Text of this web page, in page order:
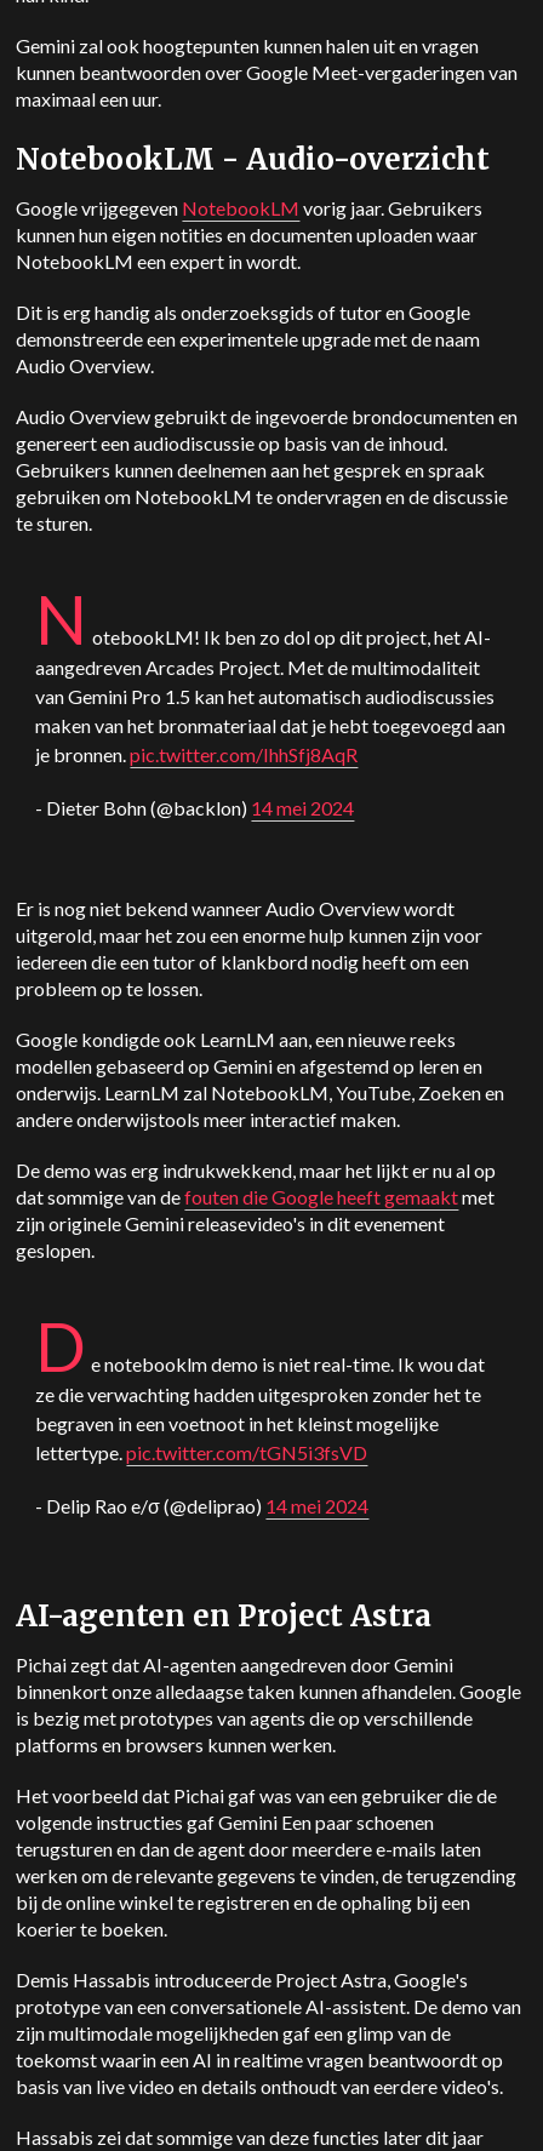
Gemini zal ook hoogtepunten kunnen halen uit en vragen
kunnen beantwoorden over Google Meet-vergaderingen van
maximaal een uur.
NotebookLM - Audio-overzicht
Google vrijgegeven NotebookLM vorig jaar. Gebruikers
kunnen hun eigen notities en documenten uploaden waar
NotebookLM een expert in wordt.
Dit is erg handig als onderzoeksgids of tutor en Google
demonstreerde een experimentele upgrade met de naam
Audio Overview.
Audio Overview gebruikt de ingevoerde brondocumenten en
genereert een audiodiscussie op basis van de inhoud.
Gebruikers kunnen deelnemen aan het gesprek en spraak
gebruiken om NotebookLM te ondervragen en de discussie
te sturen.
N otebookLM! Ik ben zo dol op dit project, het AI-
aangedreven Arcades Project. Met de multimodaliteit
vanGemini Pro 1.5 kan het automatisch audiodiscussies
maken van het bronmateriaal dat je hebt toegevoegd aan
je bronnen.pic.twitter.com/IhhSfj8AqR
- Dieter Bohn (@backlon) 14 mei 2024
Er is nog niet bekend wanneer Audio Overview wordt
uitgerold, maar het zou een enorme hulp kunnen zijn voor
iedereen die een tutor of klankbord nodig heeft om een
probleem op te lossen.
Google kondigde ook LearnLM aan, een nieuwe reeks
modellen gebaseerd opGeminien afgestemd op leren en
onderwijs. LearnLM zal NotebookLM, YouTube, Zoeken en
andere onderwijstools meer interactief maken.
De demo was erg indrukwekkend, maar het lijkt er nu al op
dat sommige van defouten die Google heeft gemaaktmet
zijn origineleGeminireleasevideo's in dit evenement
geslopen.
D e notebooklm demo is niet real-time. Ik wou dat
ze die verwachting hadden uitgesproken zonder het te
begraven in een voetnoot in het kleinst mogelijke
lettertype.pic.twitter.com/tGN5i3fsVD
- Delip Rao e/σ (@deliprao) 14 mei 2024
AI-agenten en Project Astra
Pichai zegt dat AI-agenten aangedreven doorGemini
binnenkort onze alledaagse taken kunnen afhandelen. Google
is bezig met prototypes van agents die op verschillende
platforms en browsers kunnen werken.
Het voorbeeld dat Pichai gaf was van een gebruiker die de
volgende instructies gafGemini Een paar schoenen
terugsturen en dan de agent door meerdere e-mails laten
werken om de relevante gegevens te vinden, de terugzending
bij de online winkel te registreren en de ophaling bij een
koerier te boeken.
Demis Hassabis introduceerde Project Astra, Google's
prototype van een conversationele AI-assistent. De demo van
zijn multimodale mogelijkheden gaf een glimp van de
toekomst waarin een AI in realtime vragen beantwoordt op
basis van live video en details onthoudt van eerdere video's.
Hassabis zei dat sommige van deze functies later dit jaar